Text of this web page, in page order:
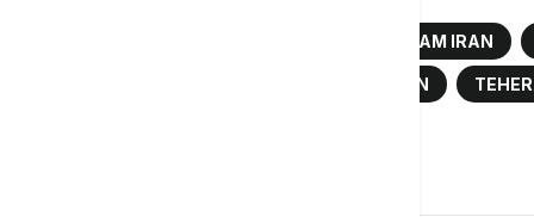
NUKLEARNI PROGRAM IRAN
SAD I IRAN